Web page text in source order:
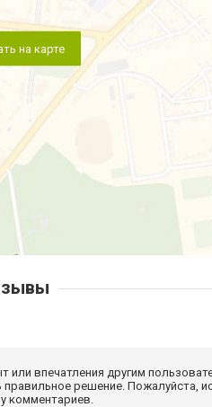
на карте
впечатления другим
решение. Пожалуйста,
комментариев.